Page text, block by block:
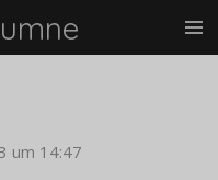
um 14:47